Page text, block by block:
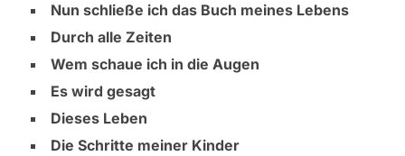
Nun schließe ich das Buch meines Lebens
Durch alle Zeiten
Wem schaue ich in die Augen
Es wird gesagt
Dieses Leben
Die Schritte meiner Kinder